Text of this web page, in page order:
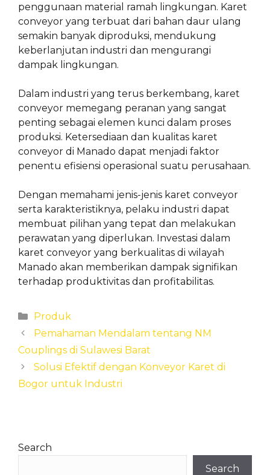
penggunaan material ramah lingkungan. Karet
conveyor yang terbuat dari bahan daur ulang
semakin banyak diproduksi, mendukung
keberlanjutan industri dan mengurangi
dampak lingkungan.
Dalam industri yang terus berkembang, karet
conveyor memegang peranan yang sangat
penting sebagai elemen kunci dalam proses
produksi. Ketersediaan dan kualitas karet
conveyor di Manado dapat menjadi faktor
penentu efisiensi operasional suatu perusahaan.
Dengan memahami jenis-jenis karet conveyor
serta karakteristiknya, pelaku industri dapat
membuat pilihan yang tepat dan melakukan
perawatan yang diperlukan. Investasi dalam
karet conveyor yang berkualitas di wilayah
Manado akan memberikan dampak signifikan
terhadap produktivitas dan profitabilitas.
Categories
Produk
Pemahaman Mendalam tentang NM
Couplings di Sulawesi Barat
Solusi Efektif dengan Konveyor Karet di
Bogor untuk Industri
Search
Search